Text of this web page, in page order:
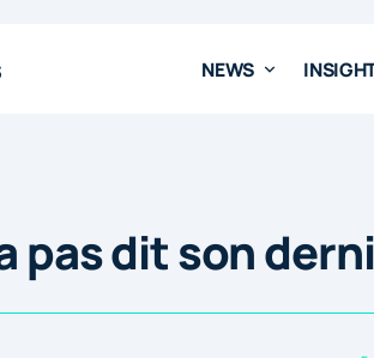
NEWS
pas dit son